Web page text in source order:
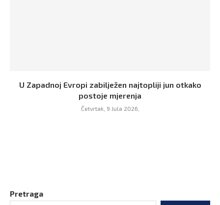
U Zapadnoj Evropi zabilježen najtopliji jun otkako
postoje mjerenja
Četvrtak, 9 Jula 2026,
Pretraga